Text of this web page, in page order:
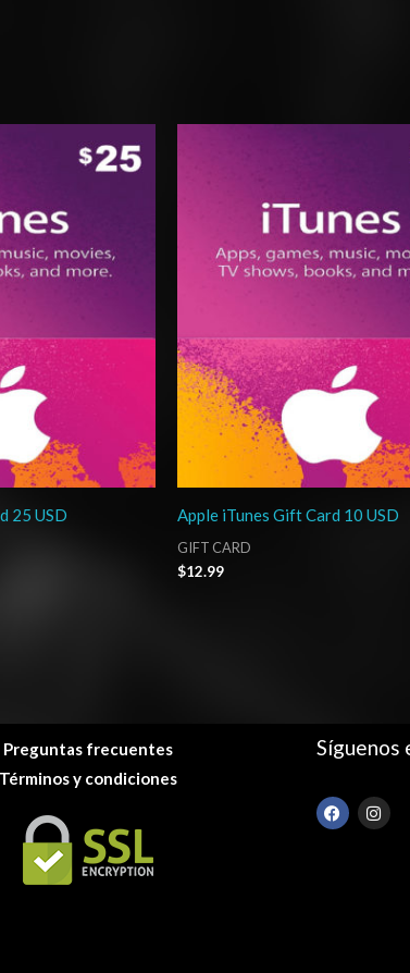
25 USD Apple iTunes Gift Card 10 USD
GIFT CARD
$12.99
Preguntas frecuentes
Términos y condiciones
Síguenos
F
a
I
n